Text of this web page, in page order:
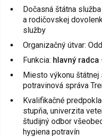
Dočasná štátna
a rodičovskej
služby
Organizačný útvar:
Funkcia: hlavný
Miesto výkonu štátnej
potravinová správa
Kvalifikačné
stupňa, univerzita
študijný odbor
hygiena potravín